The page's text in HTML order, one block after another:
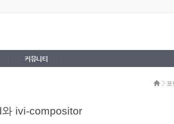
커뮤니티
포
ivi-compositor